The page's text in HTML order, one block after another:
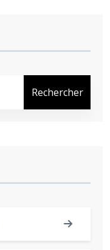
Rechercher